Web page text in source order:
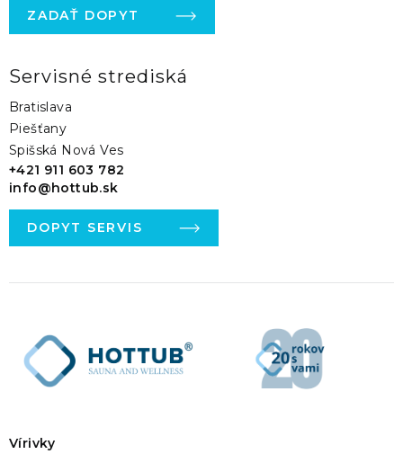
ZADAŤ DOPYT
Servisné strediská
Bratislava
Piešťany
Spišská Nová Ves
+421 911 603 782
info@hottub.sk
DOPYT SERVIS
Vírivky